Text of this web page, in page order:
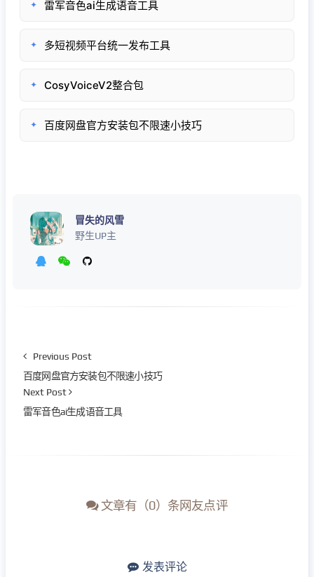
✦ 雷军音色ai生成语音工具
✦ 多短视频平台统一发布工具
✦ CosyVoiceV2整合包
✦ 百度网盘官方安装包不限速小技巧
冒失的风雪
野生UP主
Previous Post
百度网盘官方安装包不限速小技巧
Next Post
雷军音色ai生成语音工具
文章有（0）条网友点评
发表评论